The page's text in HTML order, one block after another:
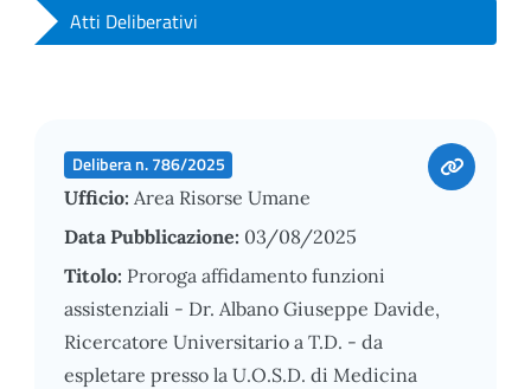
Atti Deliberativi
Delibera n. 786/2025
Ufficio: Area Risorse Umane
Data Pubblicazione: 03/08/2025
Titolo: Proroga affidamento funzioni
assistenziali - Dr. Albano Giuseppe Davide,
Ricercatore Universitario a T.D. - da
espletare presso la U.O.S.D. di Medicina